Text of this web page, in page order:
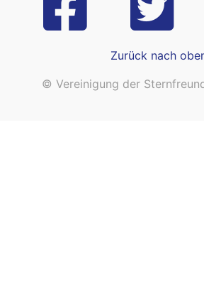
Zurück nach
© Vereinigung der